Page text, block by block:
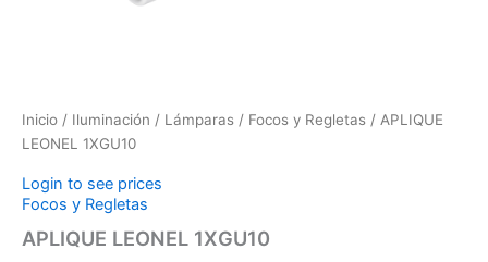
Inicio / Iluminación / Lámparas / Focos y Regletas / APLIQUE
LEONEL 1XGU10
Login to see prices
Focos y Regletas
APLIQUE LEONEL 1XGU10